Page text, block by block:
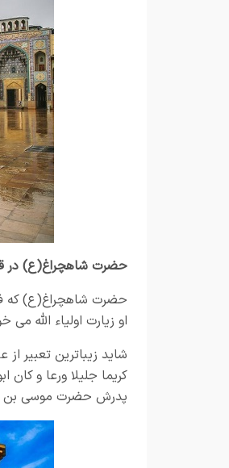
حضرت شاهچراغ(ع) در
حضرت شاهچراغ(ع) که
او زیارت اولیاء الله
شاید زیباترین تعبیر
کریما جلیلا ورعا و
پدرش حضرت موسی بن